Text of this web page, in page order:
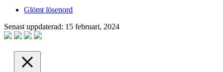
Glömt lösenord
Senast uppdaterad: 15 februari, 2024